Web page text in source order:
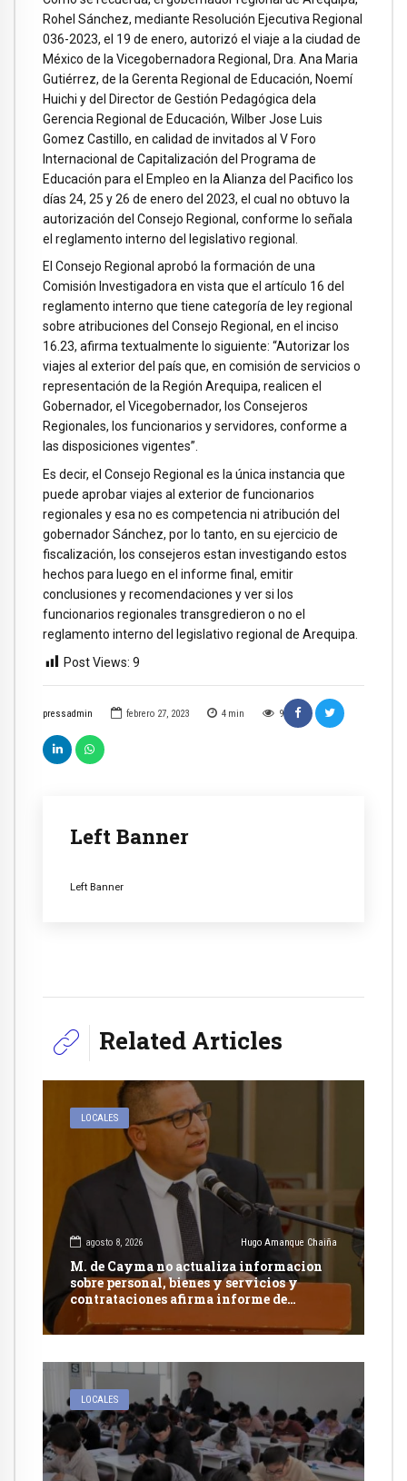
pressadmin febrero 27, 2023 4 min 9
Left Banner
Left Banner
Rohel Sánchez, mediante Resolución Ejecutiva Regional
036-2023, el 19 de enero, autorizó el viaje a la ciudad de
México de la Vicegobernadora Regional, Dra. Ana Maria
Gutiérrez, de la Gerenta Regional de Educación, Noemí
Huichi y del Director de Gestión Pedagógica dela
Gerencia Regional de Educación, Wilber Jose Luis
Gomez Castillo, en calidad de invitados al V Foro
Internacional de Capitalización del Programa de
Educación para el Empleo en la Alianza del Pacifico los
días 24, 25 y 26 de enero del 2023, el cual no obtuvo la
autorización del Consejo Regional, conforme lo señala
el reglamento interno del legislativo regional.
El Consejo Regional aprobó la formación de una
Comisión Investigadora en vista que el artículo 16 del
reglamento interno que tiene categoría de ley regional
sobre atribuciones del Consejo Regional, en el inciso
16.23, afirma textualmente lo siguiente: “Autorizar los
viajes al exterior del país que, en comisión de servicios o
representación de la Región Arequipa, realicen el
Gobernador, el Vicegobernador, los Consejeros
Regionales, los funcionarios y servidores, conforme a
las disposiciones vigentes”.
Es decir, el Consejo Regional es la única instancia que
puede aprobar viajes al exterior de funcionarios
regionales y esa no es competencia ni atribución del
gobernador Sánchez, por lo tanto, en su ejercicio de
fiscalización, los consejeros estan investigando estos
hechos para luego en el informe final, emitir
conclusiones y recomendaciones y ver si los
funcionarios regionales transgredieron o no el
reglamento interno del legislativo regional de Arequipa.
Post Views: 9
Related Articles
LOCALES
agosto 8, 2026 Hugo Amanque Chaiña
M. de Cayma no actualiza informacion
sobre personal, bienes y servicios y
contrataciones afirma informe de
Contraloría
LOCALES